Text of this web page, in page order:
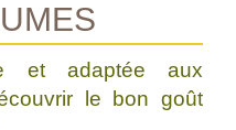
et adaptée aux
le bon goût